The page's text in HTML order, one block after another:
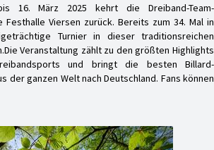
16. März 2025 kehrt die Dreiband-Team-
Viersen zurück. Bereits zum 34. Mal in
Turnier in dieser traditionsreichen
Veranstaltung zählt zu den größten Highlights
und bringt die besten Billard-
der ganzen Welt nach Deutschland. Fans können